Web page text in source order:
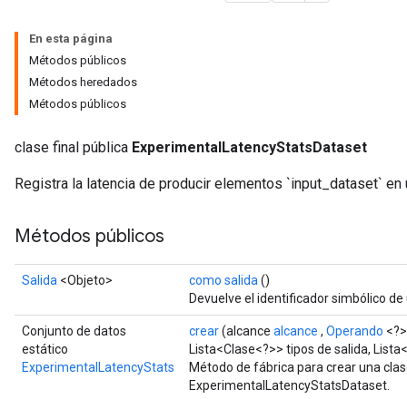
En esta página
Métodos públicos
Métodos heredados
Métodos públicos
clase final pública ExperimentalLatencyStatsDataset
Registra la latencia de producir elementos `input_dataset` en
Métodos públicos
Salida <Objeto> como salida ()
Devuelve el identificador simbólico de
Conjunto de datos
estático
ExperimentalLatencyStats
crear(alcance alcance , Operando
Lista<Clase<?>> tipos de salida,
Método de fábrica para crear una
ExperimentalLatencyStatsDataset.